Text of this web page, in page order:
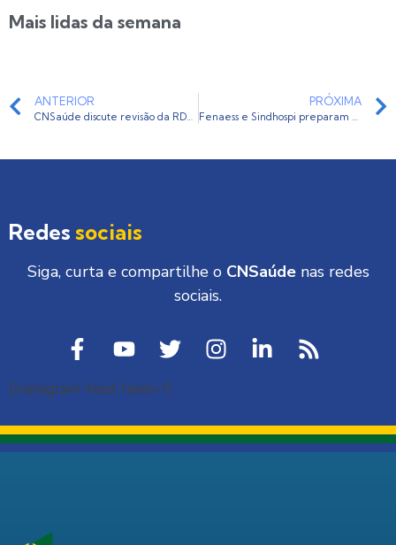
Mais lidas da semana
ANTERIOR
CNSaúde discute revisão da RDC 50/2002 com técnicos da Anvisa
PRÓXIMA
Fenaess e Sindhospi preparam para setembro VIII Congresso Brasileiro Fenaess
Redes sociais
Siga, curta e compartilhe o CNSaúdenas redes
sociais.
[instagram-feed feed=1]